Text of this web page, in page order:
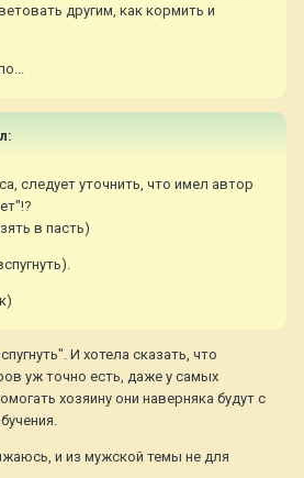
другим, как кормить и
следует уточнить, что имел автор
в пасть)
И хотела сказать, что
уж точно есть, даже у самых
хозяину они наверняка будут с
и из мужской темы не для